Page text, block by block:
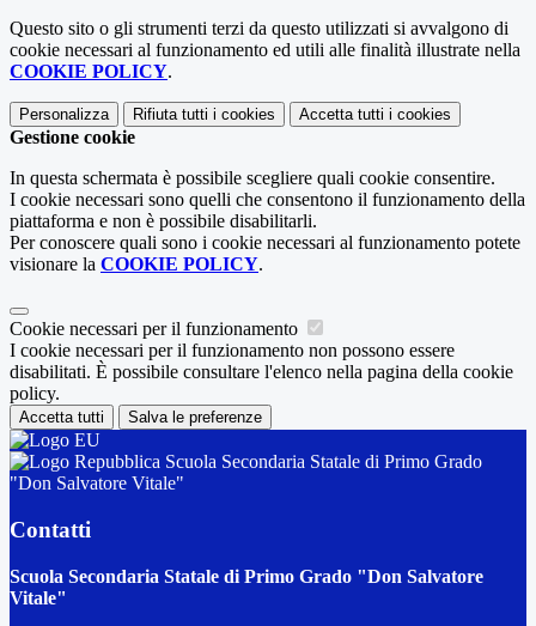
Questo sito o gli strumenti terzi da questo utilizzati si avvalgono di
cookie necessari al funzionamento ed utili alle finalità illustrate nella
COOKIE POLICY.
Personalizza Rifiuta tutti i cookies Accetta tutti i cookies
Gestione cookie
In questa schermata è possibile scegliere quali cookie consentire.
I cookie necessari sono quelli che consentono il funzionamento della
piattaforma e non è possibile disabilitarli.
Per conoscere quali sono i cookie necessari al funzionamento potete
visionare la COOKIE POLICY.
Cookie necessari per il funzionamento
I cookie necessari per il funzionamento non possono essere
disabilitati. È possibile consultare l'elenco nella pagina della cookie
policy.
Accetta tutti Salva le preferenze
Scuola Secondaria Statale di Primo Grado
"Don Salvatore Vitale"
Contatti
Scuola Secondaria Statale di Primo Grado "Don Salvatore
Vitale"